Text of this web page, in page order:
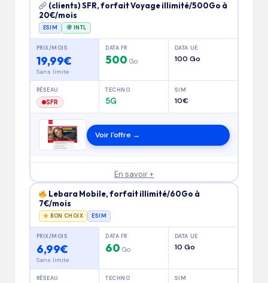
(clients) SFR, forfait Voyage illimité/500Go à
20€/mois
ESIM INTL
PRIX/MOIS
19,99€
Sans limite
DATA FR
500 Go
DATA UE
100 Go
RÉSEAU
SFR
TECHNO
5G
SIM
10€
Voir l'offre →
En savoir +
Lebara Mobile, forfait illimité/60Go à
7€/mois
BON CHOIX ESIM
PRIX/MOIS
6,99€
Sans limite
DATA FR
60 Go
DATA UE
10 Go
RÉSEAU TECHNO SIM